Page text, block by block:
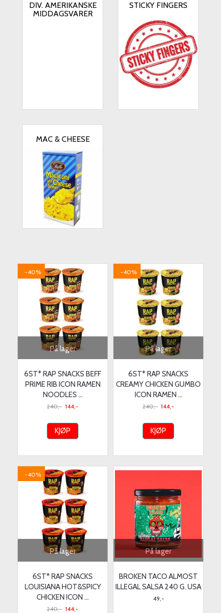
DIV. AMERIKANSKE
MIDDAGSVARER
STICKY FINGERS
MAC & CHEESE
På lager
-40%
6ST* RAP SNACKS BEFF
PRIME RIB ICON RAMEN
NOODLES ...
240,- 144,-
KJØP
På lager
-40%
6ST* RAP SNACKS
CREAMY CHICKEN GUMBO
ICON RAMEN ...
240,- 144,-
KJØP
På lager
-40%
6ST* RAP SNACKS
LOUISIANA HOT&SPICY
CHICKEN ICON ...
240,- 144,-
På lager
BROKEN TACO ALMOST
ILLEGAL SALSA 240 G. USA
49,-